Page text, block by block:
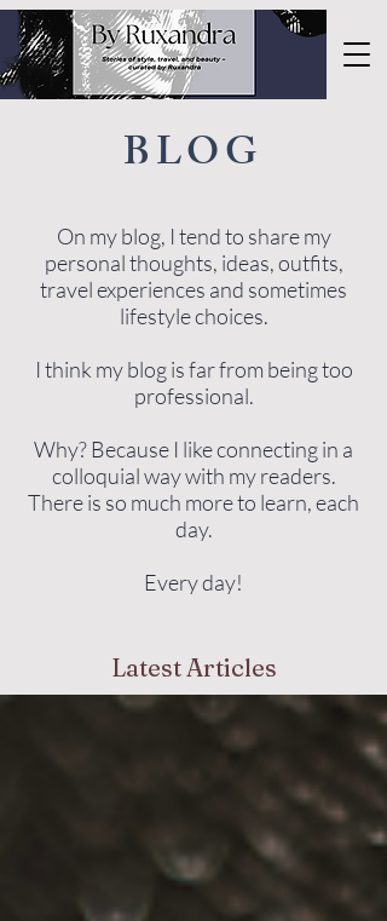
BLOG
On my blog, I tend to share my
personal thoughts, ideas, outfits,
travel experiences and sometimes
lifestyle choices.
I think my blog is far from being too
professional.
Why? Because I like connecting in a
colloquial way with my readers.
There is so much more to learn, each
day.
Every day!
Latest Articles